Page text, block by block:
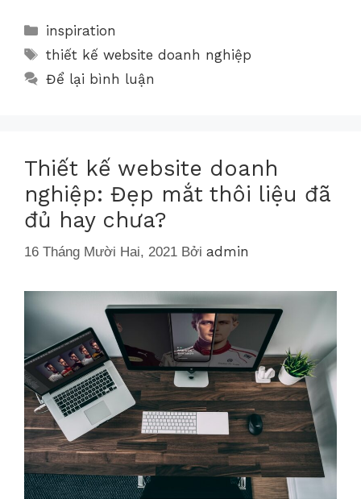
inspiration
thiết kế website doanh nghiệp
Để lại bình luận
Thiết kế website doanh
nghiệp: Đẹp mắt thôi liệu đã
đủ hay chưa?
16 Tháng Mười Hai, 2021 Bởi admin